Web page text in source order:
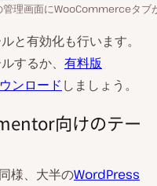
理画面にWooCommerceタブ
と有効化も行います。
するか、 有料版
ンロード しましょう。
向けのテー
様、大半のWordPress